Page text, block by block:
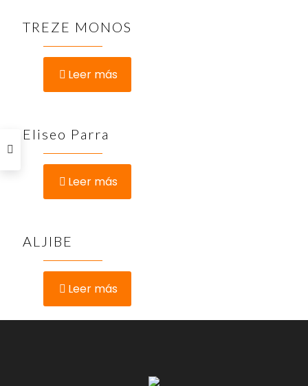
TREZE MONOS
Leer más
Eliseo Parra
Leer más
ALJIBE
Leer más